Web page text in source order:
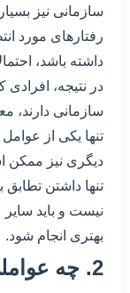
سازمانی نیز
رفتارهای مورد
داشته باشد،
در نتیجه،
سازمانی دارند،
تنها یکی از
دیگری نیز ممکن
تنها داشتن
نیست و باید سایر
بهتری انجام شود.
2. چه